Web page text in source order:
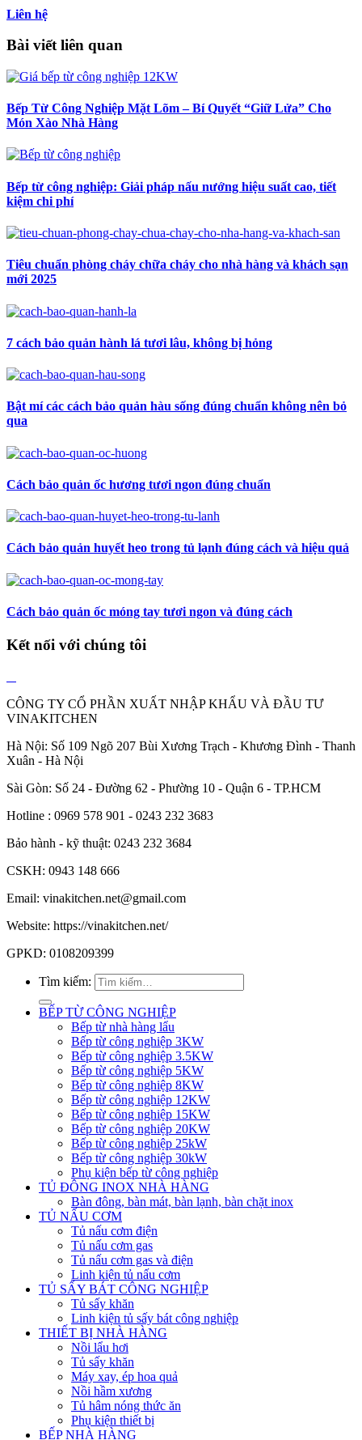
Liên hệ
Bài viết liên quan
Bếp Từ Công Nghiệp Mặt Lõm – Bí Quyết “Giữ Lửa” Cho
Món Xào Nhà Hàng
Bếp từ công nghiệp: Giải pháp nấu nướng hiệu suất cao, tiết
kiệm chi phí
Tiêu chuẩn phòng cháy chữa cháy cho nhà hàng và khách sạn
mới 2025
7 cách bảo quản hành lá tươi lâu, không bị hỏng
Bật mí các cách bảo quản hàu sống đúng chuẩn không nên bỏ
qua
Cách bảo quản ốc hương tươi ngon đúng chuẩn
Cách bảo quản huyết heo trong tủ lạnh đúng cách và hiệu quả
Cách bảo quản ốc móng tay tươi ngon và đúng cách
Kết nối với chúng tôi
CÔNG TY CỔ PHẦN XUẤT NHẬP KHẨU VÀ ĐẦU TƯ
VINAKITCHEN
Hà Nội: Số 109 Ngõ 207 Bùi Xương Trạch - Khương Đình - Thanh
Xuân - Hà Nội
Sài Gòn: Số 24 - Đường 62 - Phường 10 - Quận 6 - TP.HCM
Hotline : 0969 578 901 - 0243 232 3683
Bảo hành - kỹ thuật: 0243 232 3684
CSKH: 0943 148 666
Email: vinakitchen.net@gmail.com
Website: https://vinakitchen.net/
GPKD: 0108209399
Tìm kiếm:
BẾP TỪ CÔNG NGHIỆP
Bếp từ nhà hàng lẩu
Bếp từ công nghiệp 3KW
Bếp từ công nghiệp 3.5KW
Bếp từ công nghiệp 5KW
Bếp từ công nghiệp 8KW
Bếp từ công nghiệp 12KW
Bếp từ công nghiệp 15KW
Bếp từ công nghiệp 20KW
Bếp từ công nghiệp 25kW
Bếp từ công nghiệp 30kW
Phụ kiện bếp từ công nghiệp
TỦ ĐÔNG INOX NHÀ HÀNG
Bàn đông, bàn mát, bàn lạnh, bàn chặt inox
TỦ NẤU CƠM
Tủ nấu cơm điện
Tủ nấu cơm gas
Tủ nấu cơm gas và điện
Linh kiện tủ nấu cơm
TỦ SẤY BÁT CÔNG NGHIỆP
Tủ sấy khăn
Linh kiện tủ sấy bát công nghiệp
THIẾT BỊ NHÀ HÀNG
Nồi lẩu hơi
Tủ sấy khăn
Máy xay, ép hoa quả
Nồi hầm xương
Tủ hâm nóng thức ăn
Phụ kiện thiết bị
BẾP NHÀ HÀNG